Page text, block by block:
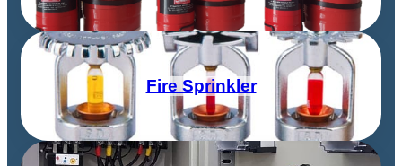
Fire Sprinkler